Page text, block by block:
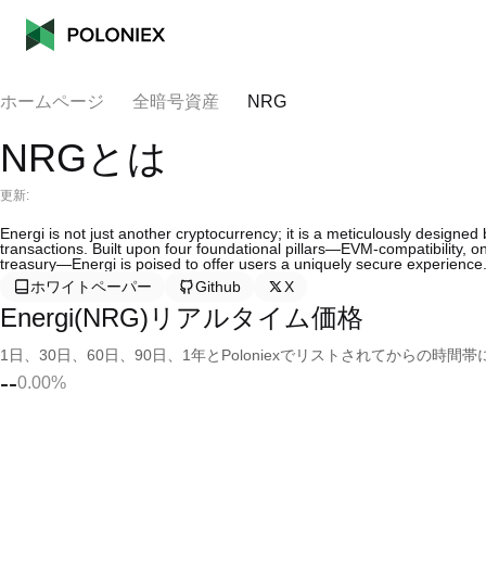
ホームページ 全暗号資産 NRG
NRGとは
更新:
Energi is not just another cryptocurrency; it is a meticulously
transactions. Built upon four foundational pillars—EVM-compatibility,
treasury—Energi is poised to offer users a uniquely secure experience.
ホワイトペーパー
Github X
Energi(NRG)リアルタイム価格
1日、30日、60日、90日、1年とPoloniexでリストされてからの時間
--0.00%